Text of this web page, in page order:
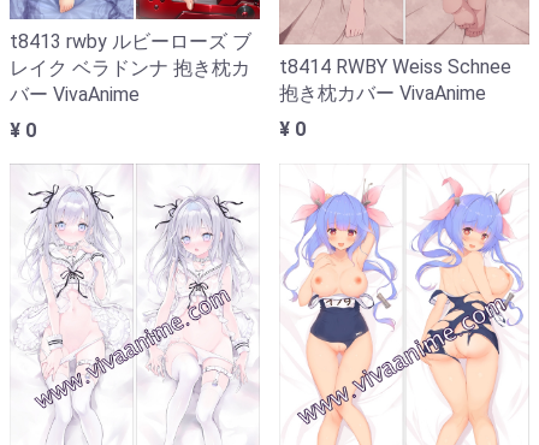
t8413 rwby ルビーローズ ブ
レイク ベラドンナ 抱き枕カ
バー VivaAnime
¥ 0
t8414 RWBY Weiss Schnee
抱き枕カバー VivaAnime
¥ 0